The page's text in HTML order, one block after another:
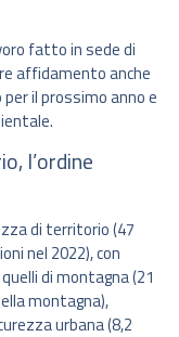
fatto in sede di
affidamento anche
il prossimo anno e
l’ordine
di territorio (47
nel 2022), con
di montagna (21
montagna),
urbana (8,2